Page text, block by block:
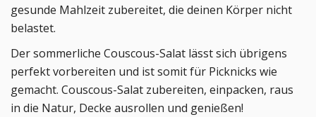
gesunde Mahlzeit zubereitet, die deinen Körper nicht
belastet.
Der sommerliche Couscous-Salat lässt sich übrigens
perfekt vorbereiten und ist somit für Picknicks wie
gemacht. Couscous-Salat zubereiten, einpacken, raus
in die Natur, Decke ausrollen und genießen!